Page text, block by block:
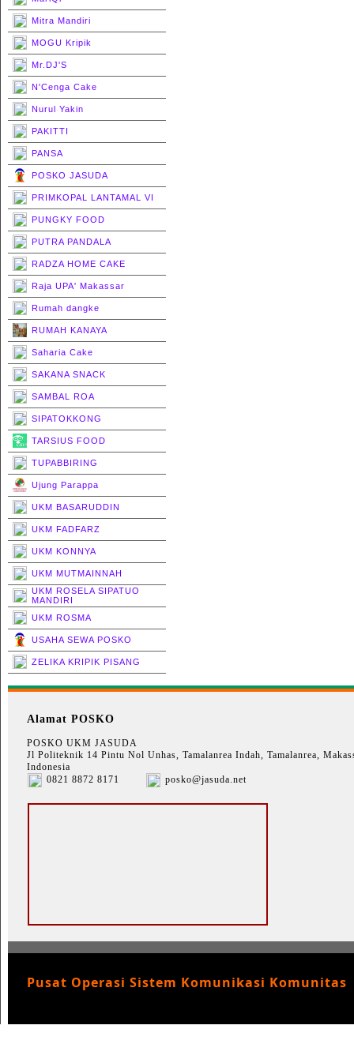
Mitra Mandiri
MOGU Kripik
Mr.DJ'S
N'Cenga Cake
Nurul Yakin
PAKITTI
PANSA
POSKO JASUDA
PRIMKOPAL LANTAMAL VI
PUNGKY FOOD
PUTRA PANDALA
RADZA HOME CAKE
Raja UPA' Makassar
Rumah dangke
RUMAH KANAYA
Saharia Cake
SAKANA SNACK
SAMBAL ROA
SIPATOKKONG
TARSIUS FOOD
TUPABBIRING
Ujung Parappa
UKM BASARUDDIN
UKM FADFARZ
UKM KONNYA
UKM MUTMAINNAH
UKM ROSELA SIPATUO
MANDIRI
UKM ROSMA
USAHA SEWA POSKO
ZELIKA KRIPIK PISANG
Alamat POSKO
POSKO UKM JASUDA
Jl Politeknik 14 Pintu Nol Unhas, Tamalanrea Indah, Tamalanrea,
Indonesia
0821 8872 8171
posko@jasuda.net
Pusat Operasi Sistem Komunikasi Komunitas